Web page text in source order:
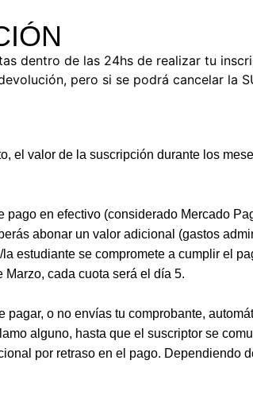
dentro de las 24hs de realizar tu
pero si se podrá cancelar la
el valor de la suscripción durante los
en efectivo (considerado Mercado
abonar un valor adicional (gastos
estudiante se compromete a cumplir el
cada cuota será el día 5.
o no envías tu comprobante,
alguno, hasta que el suscriptor se
por retraso en el pago. Dependiendo